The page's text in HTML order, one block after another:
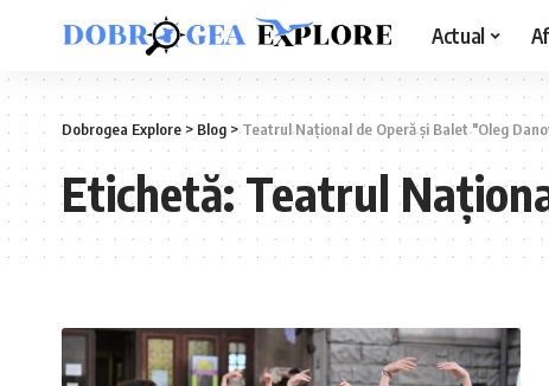
Actual
Dobrogea Explore> Blog >Teatrul Național de Operă și Balet "Oleg
Etichetă:Teatrul